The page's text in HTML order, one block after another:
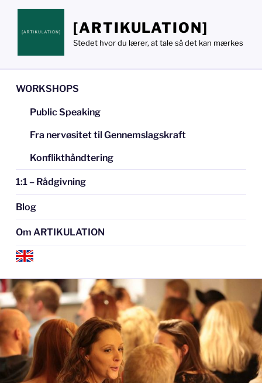
Videre
indhold
[ARTIKULATION]
Stedet hvor du lærer, at tale så det kan mærkes
WORKSHOPS
Public Speaking
Fra nervøsitet til Gennemslagskraft
Konflikthåndtering
1:1 – Rådgivning
Blog
Om ARTIKULATION